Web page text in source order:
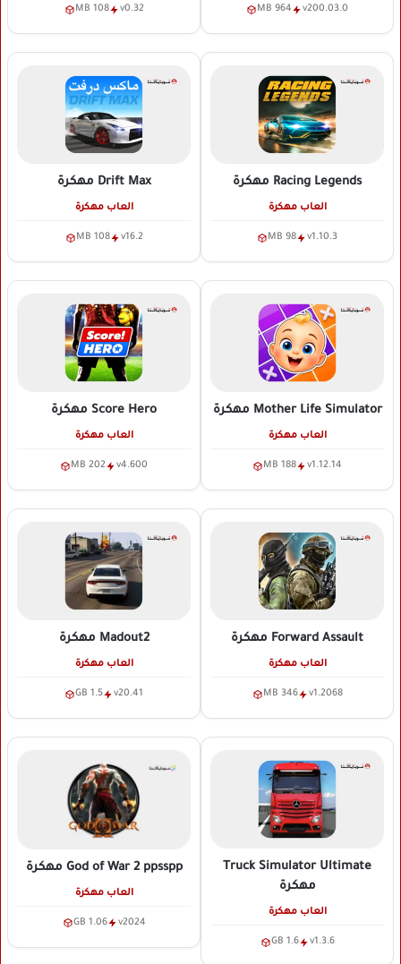
v200.03.0
964 MB
v0.32
108 MB
Racing Legends مهكرة
العاب مهكرة
v1.10.3
98 MB
Drift Max مهكرة
العاب مهكرة
v16.2
108 MB
Mother Life Simulator مهكرة
العاب مهكرة
v1.12.14
188 MB
Score Hero مهكرة
العاب مهكرة
v4.600
202 MB
Forward Assault مهكرة
العاب مهكرة
v1.2068
346 MB
Madout2 مهكرة
العاب مهكرة
v20.41
1.5 GB
Truck Simulator Ultimate
مهكرة
العاب مهكرة
v1.3.6
1.6 GB
God of War 2 ppsspp مهكرة
العاب مهكرة
v2024
1.06 GB